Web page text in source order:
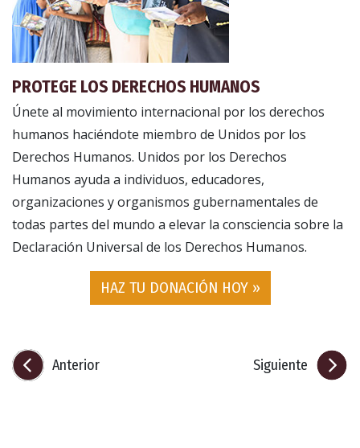
PROTEGE LOS DERECHOS HUMANOS
Únete al movimiento internacional por los derechos
humanos haciéndote miembro de Unidos por los
Derechos Humanos. Unidos por los Derechos
Humanos ayuda a individuos, educadores,
organizaciones y organismos gubernamentales de
todas partes del mundo a elevar la consciencia sobre la
Declaración Universal de los Derechos Humanos.
HAZ TU DONACIÓN HOY »
Anterior Siguiente